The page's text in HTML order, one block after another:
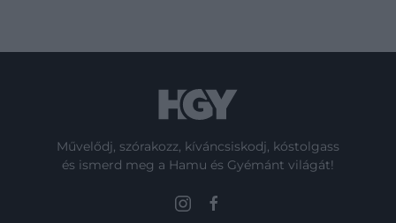
Művelődj, szórakozz, kíváncsiskodj, kóstolgass
és ismerd meg a Hamu és Gyémánt világát!